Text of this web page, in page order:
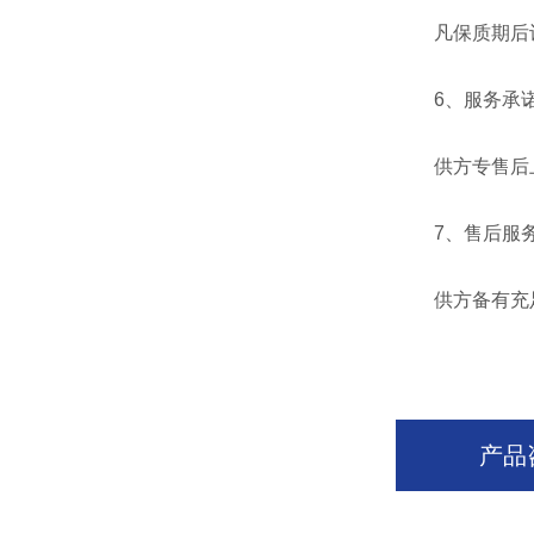
凡保质期后设
6、服务承
供方专售后
7、售后服务
供方备有充足
产品